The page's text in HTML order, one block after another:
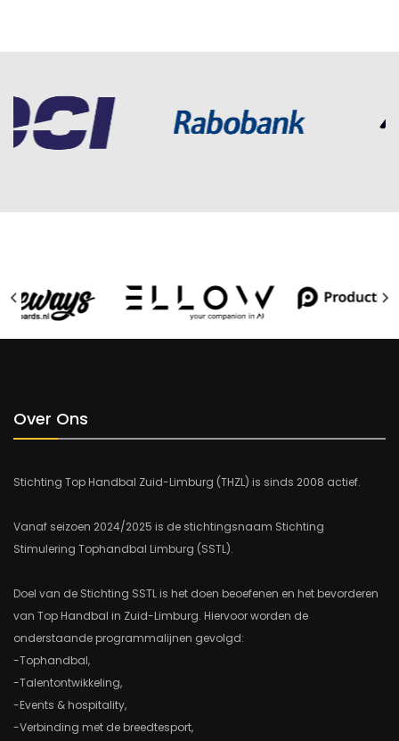
Over Ons
Stichting Top Handbal Zuid-Limburg (THZL) is sinds 2008 actief.
Vanaf seizoen 2024/2025 is de stichtingsnaam Stichting
Stimulering Tophandbal Limburg (SSTL).
Doel van de Stichting SSTL is het doen beoefenen en het bevorderen
van Top Handbal in Zuid-Limburg. Hiervoor worden de
onderstaande programmalijnen gevolgd:
-Tophandbal,
-Talentontwikkeling,
-Events & hospitality,
-Verbinding met de breedtesport,